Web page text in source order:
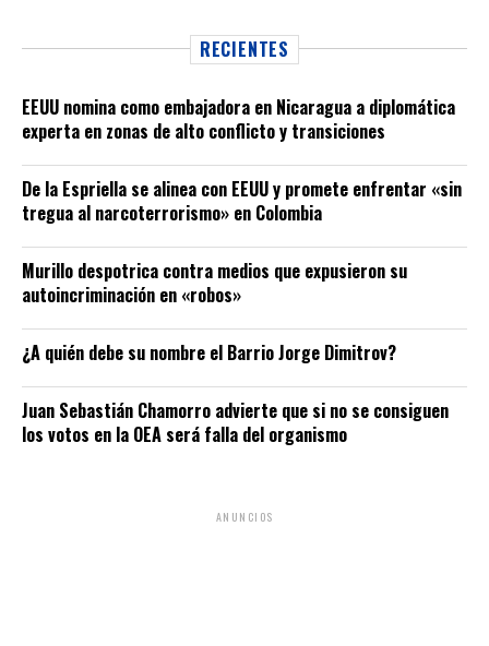
RECIENTES
EEUU nomina como embajadora en Nicaragua a diplomática
experta en zonas de alto conflicto y transiciones
De la Espriella se alinea con EEUU y promete enfrentar «sin
tregua al narcoterrorismo» en Colombia
Murillo despotrica contra medios que expusieron su
autoincriminación en «robos»
¿A quién debe su nombre el Barrio Jorge Dimitrov?
Juan Sebastián Chamorro advierte que si no se consiguen
los votos en la OEA será falla del organismo
ANUNCIOS